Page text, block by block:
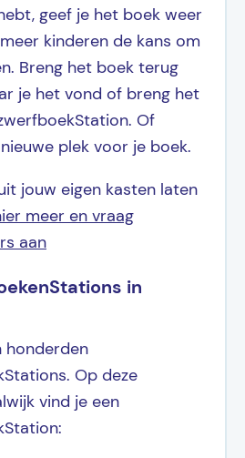
geef je het boek weer
kinderen de kans om
Breng het boek terug
je het vond of breng het
Of
plek voor je boek.
jouw eigen kasten laten
meer en vraag
aan
in
honderden
Op deze
vind je een